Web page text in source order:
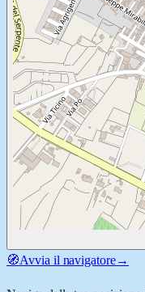
🧭Avvia il navigatore→